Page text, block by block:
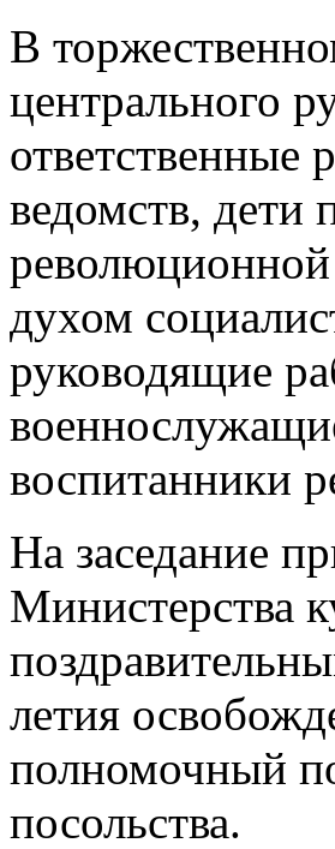
В
центрального
ответственные
ведомств, дети
революционной
духом
руководящие
воспитанники
На заседание
Министерства
летия
полномочный
посольства.